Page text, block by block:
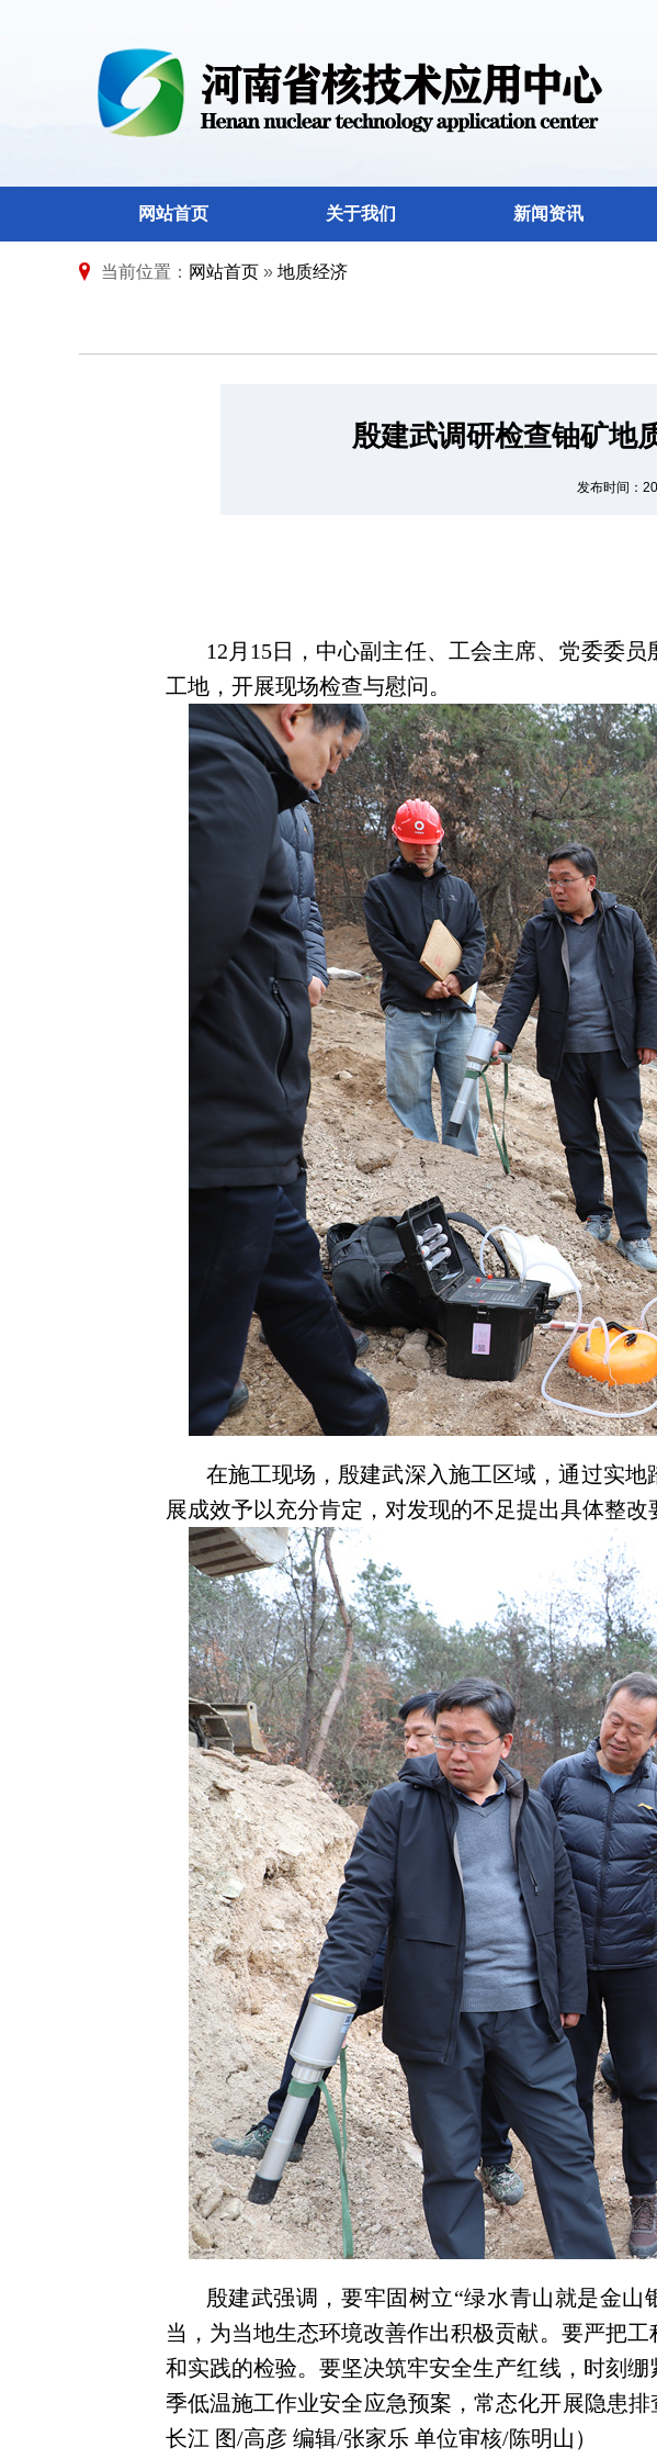
网站首页 关于我们 新闻资讯
当前位置： 网站首页 » 地质经济
殷建武调研检查铀矿地
发布时间：
12月15日，中心副主任、工会主席、党委委
工地，开展现场检查与慰问。
在施工现场，殷建武深入施工区域，通过实
展成效予以充分肯定，对发现的不足提出具体整
殷建武强调，要牢固树立“绿水青山就是金
当，为当地生态环境改善作出积极贡献。要严把
和实践的检验。要坚决筑牢安全生产红线，时刻
季低温施工作业安全应急预案，常态化开展隐患
长江 图/高彦编辑/张家乐 单位审核/陈明山）